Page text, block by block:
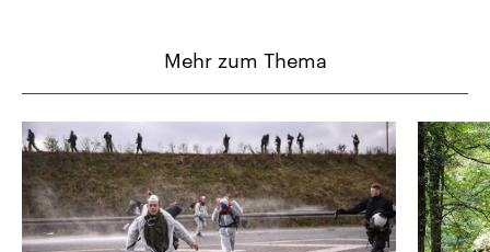
Mehr zum Thema